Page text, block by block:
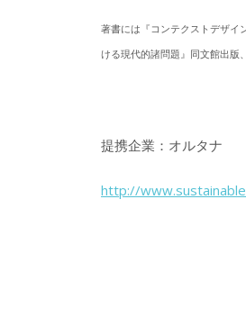
著書には『コンテクストデザ
ける現代的諸問題』同文館出版
提携企業：オルタナ
http://